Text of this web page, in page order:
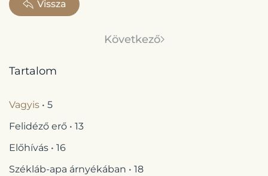
Vissza
Következő
Tartalom
Vagyis • 5
Felidéző erő • 13
Előhívás • 16
Székláb-apa árnyékában • 18